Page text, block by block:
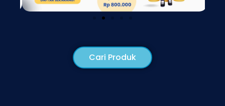
Cari Produk